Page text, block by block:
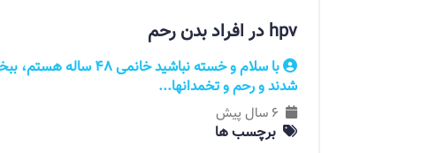
hpv در افراد بدن رحم
با سلام و خسته نباشید
شدند و رحم و تخمدانها...
6 سال پیش
برچسب ها